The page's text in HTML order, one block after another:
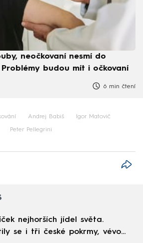
neočkovaní nesmí do
budou mít i očkovaní
6 min čtení
Andrej Babiš Igor Matovič
Peter Pellegrini
nejhorších jídel světa.
se i tři české pokrmy, vévodí